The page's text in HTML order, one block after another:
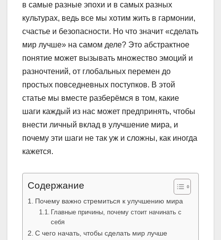
в самые разные эпохи и в самых разных
культурах, ведь все мы хотим жить в гармонии,
счастье и безопасности. Но что значит «сделать
мир лучше» на самом деле? Это абстрактное
понятие может вызывать множество эмоций и
разночтений, от глобальных перемен до
простых повседневных поступков. В этой
статье мы вместе разберёмся в том, какие
шаги каждый из нас может предпринять, чтобы
внести личный вклад в улучшение мира, и
почему эти шаги не так уж и сложны, как иногда
кажется.
Содержание
Почему важно стремиться к улучшению мира
Главные причины, почему стоит начинать с
себя
С чего начать, чтобы сделать мир лучше